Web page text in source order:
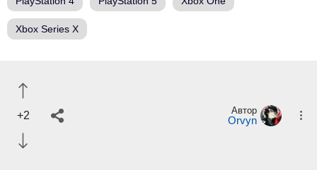
Xbox Series X
+2 Автор
Orvyn